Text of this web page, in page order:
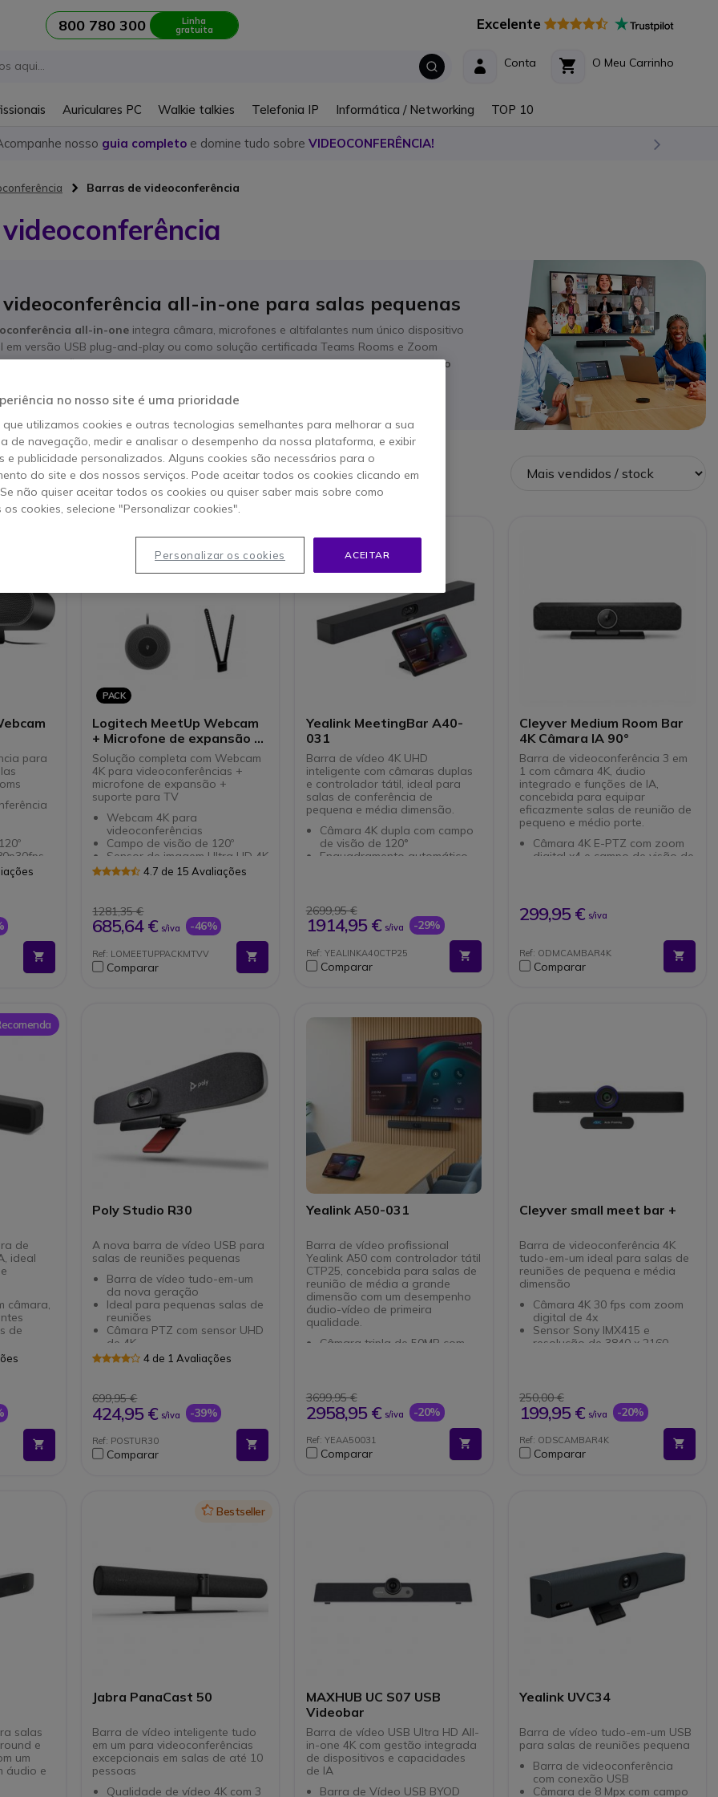
800 780 300 Linha
gratuita Excelente
O Meu Carrinho
Conta
Auriculares PC Walkie talkies Telefonia IP Informática / Networking TOP 10
nosso guia completo e domine tudo sobre VIDEOCONFERÊNCIA!
Barras de videoconferência
all-in-one para salas pequenas
all-in-oneintegra câmara, microfones e altifalantes num único dispositivo
em versão USB plug-and-play ou como solução certificada Teams Rooms e Zoom
experiência fluida em salas pequenas e médias. Fácil de instalar e utilizar, umavideo
híbrida e torna as reuniões mais imediatas.
40 de 111
para
da
IconBestseller
PACK
Logitech MeetUp Webcam
+ Microfone de expansão +
Montagem TV
Solução completa com Webcam
4K para videoconferências +
microfone de expansão +
suporte para TV
Webcam 4K para
videoconferências
Campo de visão de 120º
Sensor de imagem Ultra HD 4K
Microfone adicional de
metros
Suporte para montar câmara
na TV
Possível fixar acima ou abaixo
da TV
Ideal para salas pequenas
4.7 de 15 Avaliações
1281,35 €
685,64 € s/iva -46%
Ref: LOMEETUPPACKMTVV
Comparar
Yealink MeetingBar A40-
031
Barra de vídeo 4K UHD
inteligente com câmaras duplas
e controlador tátil, ideal para
salas de conferência de
pequena e média dimensão.
Câmara 4K dupla com campo
de visão de 120°
Enquadramento automático
MEMS para gravações de voz
nítidas
Solução de um cabo para fácil
Suporta Microsoft Teams e
Zoom
Sistema operativo: Android 13
Cancelamento de ruído e
cancelamento de eco
2699,95 €
1914,95 € s/iva -29%
Ref: YEALINKA40CTP25
Comparar
Cleyver Medium Room Bar
4K Câmara IA 90°
Barra de videoconferência 3 em
1 com câmara 4K, áudio
integrado e funções de IA,
concebida para equipar
eficazmente salas de reunião de
pequeno e médio porte.
Câmara 4K E-PTZ com zoom
digital x4 e campo de visão de
orador, enquadramento
automático e modo mosaico
redução de ruído e eco (DSP)
Altifalante potente de 20 W
para uma reprodução clara
299,95 € s/iva
Ref: ODMCAMBAR4K
Comparar
de
ideal
câmara,
de
4K
os
Poly Studio R30
A nova barra de vídeo USB para
salas de reuniões pequenas
Barra de vídeo tudo-em-um
da nova geração
Ideal para pequenas salas de
reuniões
Câmara PTZ com sensor UHD
de 4K
120° de campo de visão com
enquadramento automático
Conjunto integrado de 3
microfones em forma de feixe
Eco da IA e tecnologias de
supressão de ruído de fundo
Gestão e ajuste à distância
através de lentes Poly Lens
4 de 1 Avaliações
699,95 €
424,95 € s/iva -39%
Ref: POSTUR30
Comparar
Yealink A50-031
Barra de vídeo profissional
Yealink A50 com controlador tátil
CTP25, concebida para salas de
reunião de média a grande
dimensão com um desempenho
áudio-vídeo de primeira
qualidade.
Câmara tripla de 50MP com
16 microfones MEMS com
alcance de 10m
4 altifalantes estéreo
Obturador de privacidade
motorizado
3699,95 €
2958,95 € s/iva -20%
Ref: YEAA50031
Comparar
Cleyver small meet bar +
Barra de videoconferência 4K
tudo-em-um ideal para salas de
reuniões de pequena e média
dimensão
Câmara 4K 30 fps com zoom
digital de 4x
Sensor Sony IMX415 e
resolução de 3840 x 2160
incorporados
Captação de som até 5 m de
distância
magnética e controlo remoto
Plug & Play: ligação USB-C
250,00 €
199,95 € s/iva -20%
Ref: ODSCAMBAR4K
Comparar
salas
e
um
áudio e
IconBestseller
Jabra PanaCast 50
Barra de vídeo inteligente tudo
em um para videoconferências
excepcionais em salas de até 10
pessoas
Qualidade de vídeo 4K com 3
MAXHUB UC S07 USB
Videobar
Barra de vídeo USB Ultra HD All-
in-one 4K com gestão integrada
de dispositivos e capacidades
de IA
Barra de Vídeo USB BYOD
Yealink UVC34
Barra de vídeo tudo-em-um USB
para salas de reuniões pequena
Barra de videoconferência
com conexão USB
Câmara de 8 Mpx com campo
no nosso site é uma prioridade
que utilizamos cookies e outras tecnologias semelhantes para melhorar a sua
de navegação, medir e analisar o desempenho da nossa plataforma, e exibir
e publicidade personalizados. Alguns cookies são necessários para o
do site e dos nossos serviços. Pode aceitar todos os cookies clicando em
Se não quiser aceitar todos os cookies ou quiser saber mais sobre como
os cookies, selecione "Personalizar cookies".
ACEITAR
Personalizar os cookies